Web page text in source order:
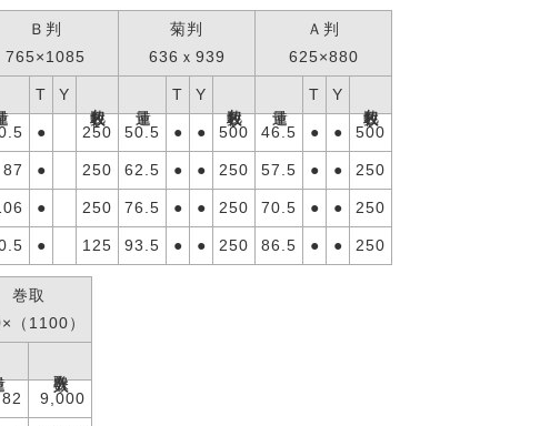
Ｂ判
765×1085
菊判
636ｘ939
Ａ判
625×880
T Y T Y T Y
● 250 50.5 ● ● 500 46.5 ● ● 500
87 ● 250 62.5 ● ● 250 57.5 ● ● 250
● 250 76.5 ● ● 250 70.5 ● ● 250
● 125 93.5 ● ● 250 86.5 ● ● 250
巻取
（1100）
82 9,000